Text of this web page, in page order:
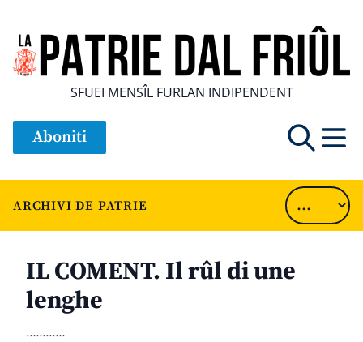
SFUEI MENSÎL FURLAN INDIPENDENT
Aboniti
ARCHIVI DE PATRIE
IL COMENT. Il rûl di une
lenghe
............